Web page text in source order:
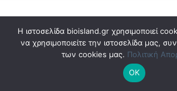
ΕΠΙΛΕΓΜΕΝΕΣ
Η ιστοσελίδα bioisland.gr χρησιμοποιεί
να χρησιμοποιείτε την ιστοσελίδα μας,
των cookies μας. Πολιτική
ΟΚ